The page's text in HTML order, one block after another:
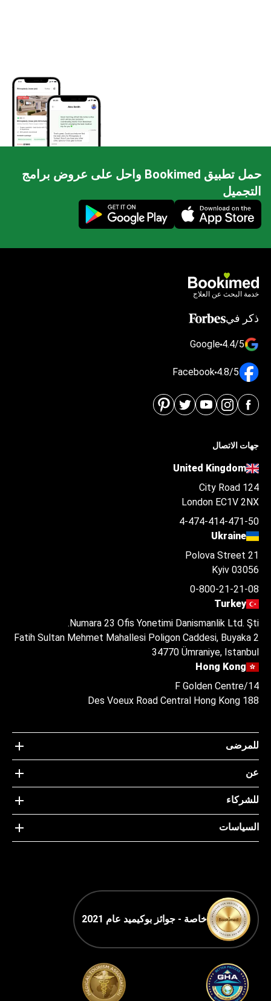
حمل تطبيق Bookimed واحل على عروض برامج
التجميل
Mobile app illustration
خدمة البحث عن العلاج
ذكر في
4.4/5
Google
4.8/5
Facebook
جهات الاتصال
United Kingdom
124 City Road
London EC1V 2NX
4-474-414-471-50
Ukraine
Polova Street 21
Kyiv 03056
0-800-21-21-08
Turkey
Numara 23 Ofis Yonetimi Danismanlik Ltd. Şti.
Fatih Sultan Mehmet Mahallesi Poligon Caddesi, Buyaka 2
34770 Ümraniye, Istanbul
Hong Kong
14/F Golden Centre
188 Des Voeux Road Central Hong Kong
للمرضى
عن
للشركاء
السياسات
خاصة - جوائز بوكيميد عام 2021